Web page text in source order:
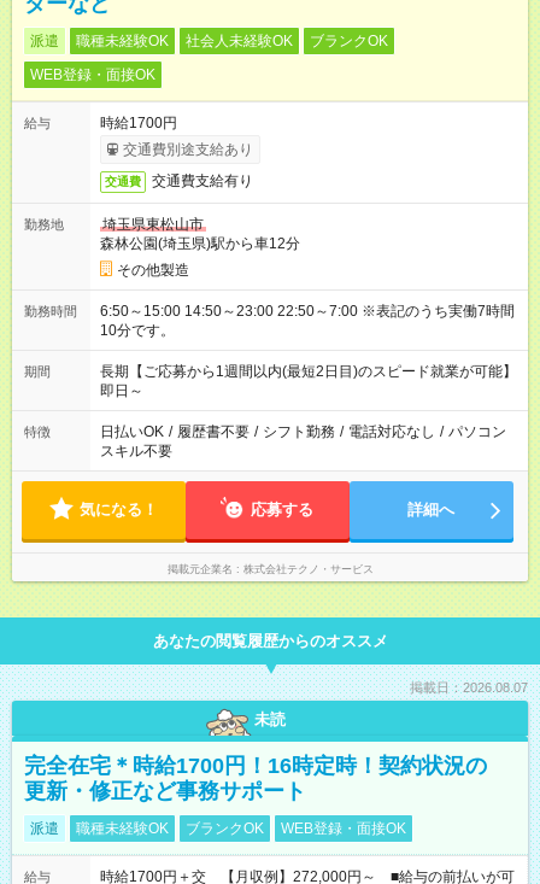
派遣 職種未経験OK 社会人未経験OK
ブランクOK
WEB登録・面接OK
給与
時給1700円
交通費別途支給あり
交通費 交通費支給有り
勤務地
埼玉県東松山市
森林公園(埼玉県)駅から車12分
その他製造
勤務時間
6:50～15:00 14:50～23:00 22:50～7:00 ※表記のうち実働7時間
10分です。
期間
長期【ご応募から1週間以内(最短2日目)のスピード就業が可能】
即日～
特徴 日払いOK / 履歴書不要 / シフト勤務 / 電話対応なし / パソコン
スキル不要
気になる！ 応募する 詳細へ
掲載元企業名 株式会社テクノ・サービス
あなたの閲覧履歴からのオススメ
掲載日：2026.08.07
未読
完全在宅＊時給1700円！16時定時！契約状況の
更新・修正など事務サポート
派遣 職種未経験OK ブランクOK WEB登録・面接OK
給与 時給1700円＋交 【月収例】272,000円～ ■給与の前払いが可